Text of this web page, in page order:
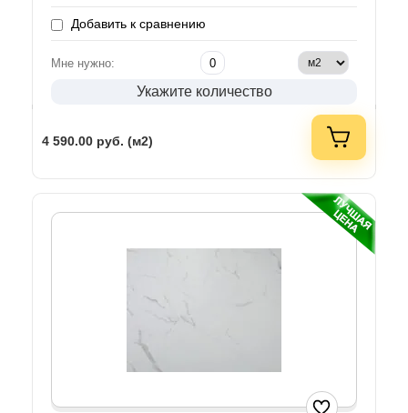
Добавить к сравнению
Мне нужно:
Укажите количество
4 590.00 руб. (м2)